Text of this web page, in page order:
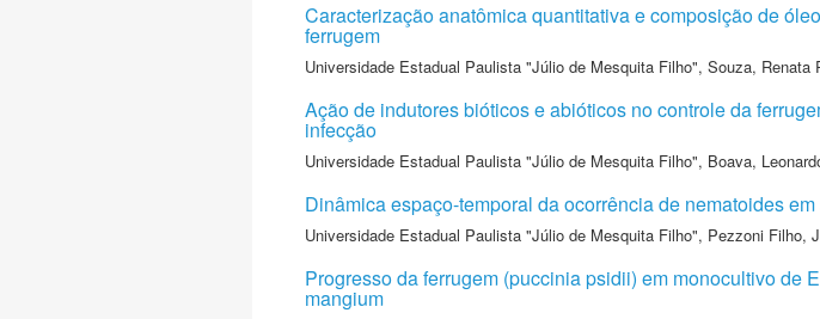
Caracterização anatômica quantitativa e composição de
ferrugem
Universidade Estadual Paulista "Júlio de Mesquita Filho", Souza, Renata
Ação de indutores bióticos e abióticos no controle da
infecção
Universidade Estadual Paulista "Júlio de Mesquita Filho", Boava,
Dinâmica espaço-temporal da ocorrência de nematoides
Universidade Estadual Paulista "Júlio de Mesquita Filho", Pezzoni Filho,
Progresso da ferrugem (puccinia psidii) em monocultivo
mangium